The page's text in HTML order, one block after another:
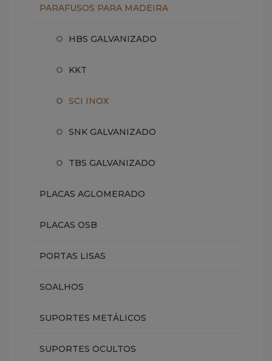
PARAFUSOS PARA MADEIRA
HBS GALVANIZADO
KKT
SCI INOX
SNK GALVANIZADO
TBS GALVANIZADO
PLACAS AGLOMERADO
PLACAS OSB
PORTAS LISAS
SOALHOS
SUPORTES METÁLICOS
SUPORTES OCULTOS